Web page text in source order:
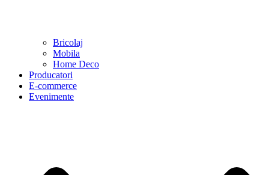
Bricolaj
Mobila
Home Deco
Producatori
E-commerce
Evenimente